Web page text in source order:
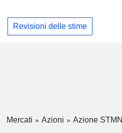
Revisioni delle stime
Mercati Azioni Azione STMN